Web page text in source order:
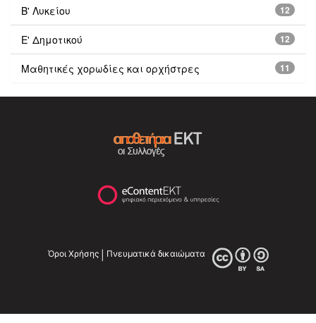
12
Β' Λυκείου
12
Ε' Δημοτικού
11
Μαθητικές χορωδίες και ορχήστρες